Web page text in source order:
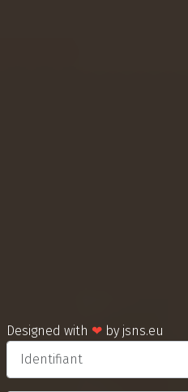
Designed with ❤ by jsns.eu
Identifiant